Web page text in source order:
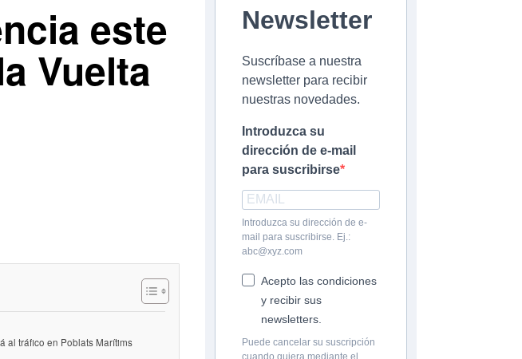
este
Vuelta
al tráfico en Poblats Marítims
Newsletter
Suscríbase a nuestra
newsletter para recibir
nuestras novedades.
Introduzca su
dirección de e-mail
para suscribirse
Introduzca su dirección de e-
mail para suscribirse. Ej.:
abc@xyz.com
Acepto las condiciones
y recibir sus
newsletters.
Puede cancelar su suscripción